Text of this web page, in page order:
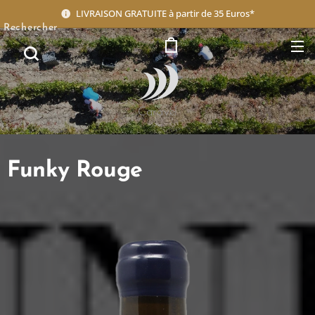
LIVRAISON GRATUITE à partir de 35 Euros*
Caravel
Rechercher
Funky Rouge